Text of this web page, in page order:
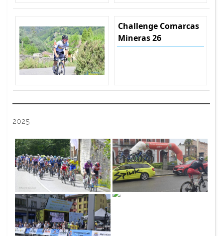
Challenge Comarcas
Mineras 26
2025